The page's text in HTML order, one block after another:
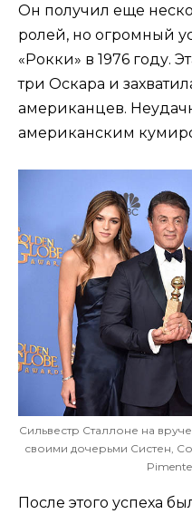
Он получил еще
ролей, но огромный
«Рокки» в 1976 году.
три Оскара и
американцев.
американским
Сильвестр Сталлоне на
своими дочерьми Систен,
После этого успеха